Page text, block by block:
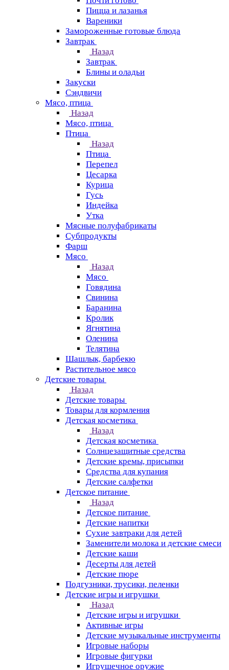
Пицца и лазанья
Вареники
Замороженные готовые блюда
Завтрак
Назад
Завтрак
Блины и оладьи
Закуски
Сэндвичи
Мясо, птица
Назад
Мясо, птица
Птица
Назад
Птица
Перепел
Цесарка
Курица
Гусь
Индейка
Утка
Мясные полуфабрикаты
Субпродукты
Фарш
Мясо
Назад
Мясо
Говядина
Свинина
Баранина
Кролик
Ягнятина
Оленина
Телятина
Шашлык, барбекю
Растительное мясо
Детские товары
Назад
Детские товары
Товары для кормления
Детская косметика
Назад
Детская косметика
Солнцезащитные средства
Детские кремы, присыпки
Средства для купания
Детские салфетки
Детское питание
Назад
Детское питание
Детские напитки
Сухие завтраки для детей
Заменители молока и детские смеси
Детские каши
Десерты для детей
Детские пюре
Подгузники, трусики, пеленки
Детские игры и игрушки
Назад
Детские игры и игрушки
Активные игры
Детские музыкальные инструменты
Игровые наборы
Игровые фигурки
Игрушечное оружие